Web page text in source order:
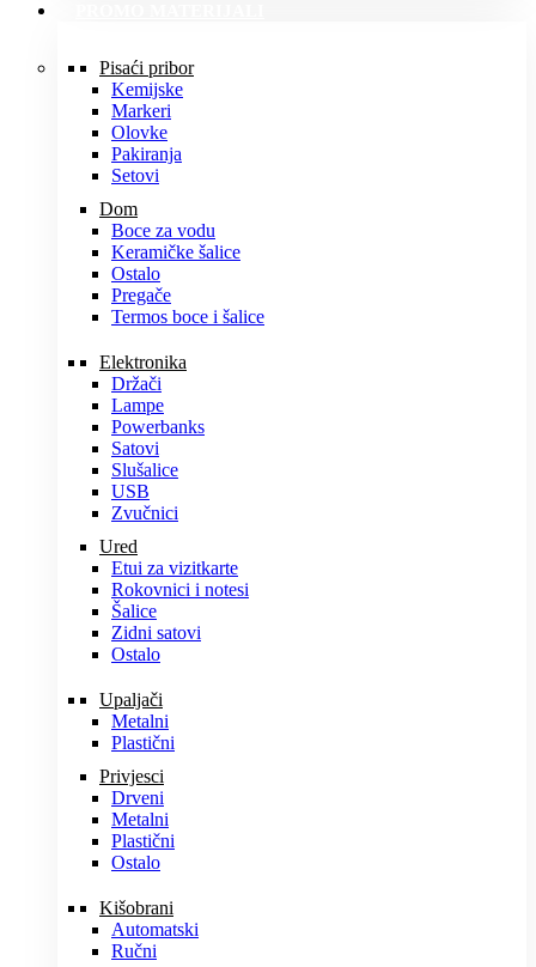
Pisaći pribor
Kemijske
Markeri
Olovke
Pakiranja
Setovi
Dom
Boce za vodu
Keramičke šalice
Ostalo
Pregače
Termos boce i šalice
Elektronika
Držači
Lampe
Powerbanks
Satovi
Slušalice
USB
Zvučnici
Ured
Etui za vizitkarte
Rokovnici i notesi
Šalice
Zidni satovi
Ostalo
Upaljači
Metalni
Plastični
Privjesci
Drveni
Metalni
Plastični
Ostalo
Kišobrani
Automatski
Ručni